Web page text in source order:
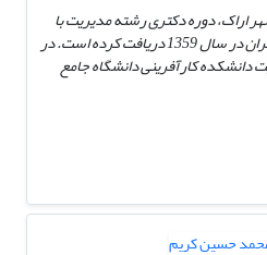
متولد 1335 از شهر اراک، دوره دکتری رشته مدیریت با
گرایش سیستم‌ها را از دانشگاه تهران در سال 1359 دریافت کرده است. در
دانشکده کارآفرینی دانشگاه جامع